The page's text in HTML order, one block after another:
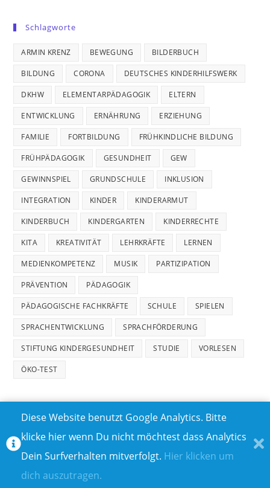
Schlagworte
ARMIN KRENZ BEWEGUNG BILDERBUCH
BILDUNG CORONA DEUTSCHES KINDERHILFSWERK
DKHW ELEMENTARPÄDAGOGIK ELTERN
ENTWICKLUNG ERNÄHRUNG ERZIEHUNG
FAMILIE FORTBILDUNG FRÜHKINDLICHE BILDUNG
FRÜHPÄDAGOGIK GESUNDHEIT GEW
GEWINNSPIEL GRUNDSCHULE INKLUSION
INTEGRATION KINDER KINDERARMUT
KINDERBUCH KINDERGARTEN KINDERRECHTE
KITA KREATIVITÄT LEHRKRÄFTE LERNEN
MEDIENKOMPETENZ MUSIK PARTIZIPATION
PRÄVENTION PÄDAGOGIK
PÄDAGOGISCHE FACHKRÄFTE SCHULE SPIELEN
SPRACHENTWICKLUNG SPRACHFÖRDERUNG
STIFTUNG KINDERGESUNDHEIT STUDIE VORLESEN
ÖKO-TEST
TEILNAHMEBEDINGUNGEN FÜR GEWINNSPIELE
IMPRESSUM
ÜBER UNS I
Diese Website benutzt Google Analytics. Bitte
klicke hier wenn Du nicht möchtest dass Analytics
Dein Surfverhalten mitverfolgt. Hier klicken um
dich auszutragen.